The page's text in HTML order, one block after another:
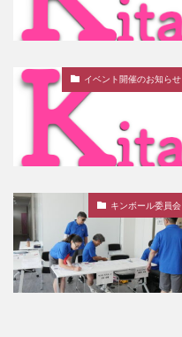
イベント開催のお知らせ
キンボール委員会